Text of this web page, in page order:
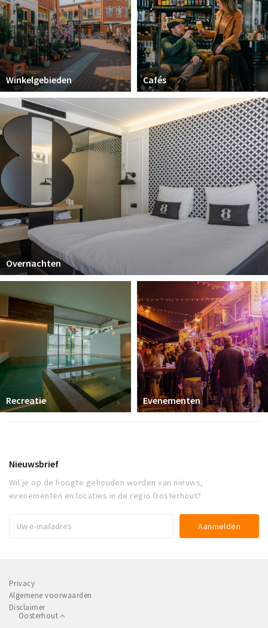
Winkelgebieden Cafés
Overnachten
Recreatie Evenementen
Nieuwsbrief
Wil je op de hoogte gehouden worden van nieuws,
evenementen en locaties in de regio Oosterhout?
Privacy
Algemene voorwaarden
Disclaimer
Oosterhout